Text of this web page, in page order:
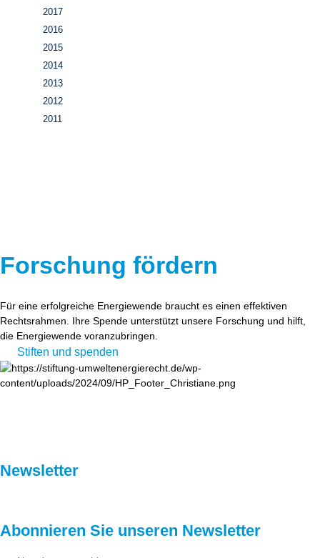
2017
2016
2015
2014
2013
2012
2011
Forschung fördern
Für eine erfolgreiche Energiewende braucht es einen effektiven
Rechtsrahmen. Ihre Spende unterstützt unsere Forschung und hilft,
die Energiewende voranzubringen.
Stiften und spenden
Newsletter
Abonnieren Sie unseren Newsletter